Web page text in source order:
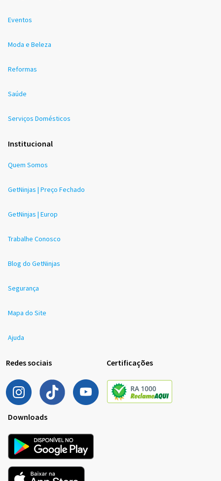
Eventos
Moda e Beleza
Reformas
Saúde
Serviços Domésticos
Institucional
Quem Somos
GetNinjas | Preço Fechado
GetNinjas | Europ
Trabalhe Conosco
Blog do GetNinjas
Segurança
Mapa do Site
Ajuda
Redes sociais Certificações
Downloads